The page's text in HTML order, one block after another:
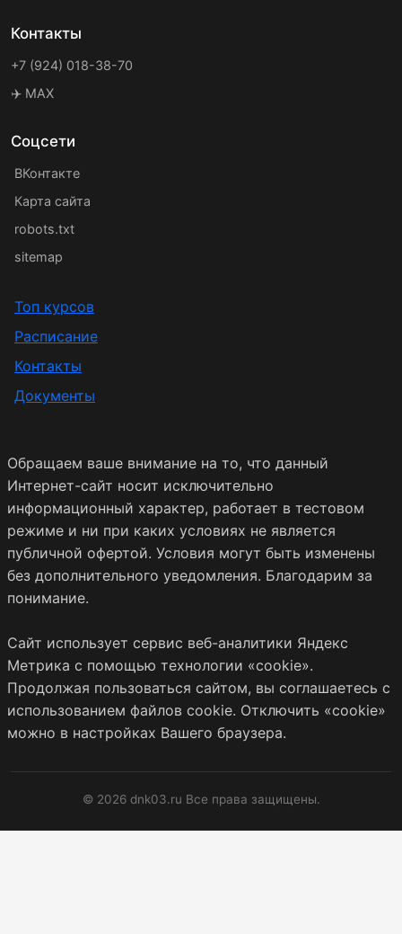
Контакты
+7 (924) 018-38-70
✈️ MAX
Соцсети
ВКонтакте
Карта сайта
robots.txt
sitemap
Топ курсов
Расписание
Контакты
Документы
Обращаем ваше внимание на то, что данный
Интернет-сайт носит исключительно
информационный характер, работает в тестовом
режиме и ни при каких условиях не является
публичной офертой. Условия могут быть изменены
без дополнительного уведомления. Благодарим за
понимание.
Сайт использует сервис веб-аналитики Яндекс
Метрика с помощью технологии «cookie».
Продолжая пользоваться сайтом, вы соглашаетесь с
использованием файлов cookie. Отключить «cookie»
можно в настройках Вашего браузера.
© 2026 dnk03.ru Все права защищены.